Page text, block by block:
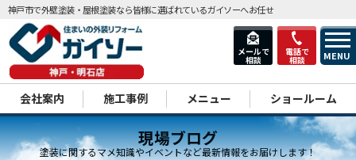
メールで
相談
電話で
相談 MENU
神戸市で外壁塗装・屋根塗装なら皆様に選ばれているガイソーへお任せ
会社案内 施工事例 メニュー ショールーム
現場ブログ
塗装に関するマメ知識やイベントなど最新情報をお届けします！